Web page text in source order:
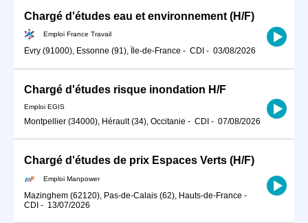
Chargé d'études eau et environnement (H/F)
Emploi France Travail
Évry (91000), Essonne (91), Île-de-France - CDI - 03/08/2026
Chargé d'études risque inondation H/F
Emploi EGIS
Montpellier (34000), Hérault (34), Occitanie - CDI - 07/08/2026
Chargé d'études de prix Espaces Verts (H/F)
Emploi Manpower
Mazinghem (62120), Pas-de-Calais (62), Hauts-de-France -
CDI - 13/07/2026